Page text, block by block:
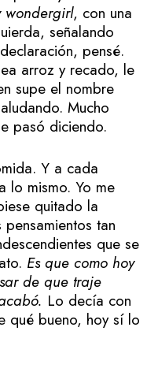
wondergirl, con una
señalando
pensé.
arroz y recado, le
supe el nombre
Mucho
pasó diciendo.
Y a cada
lo mismo. Yo me
quitado la
tan
que se
Es que como hoy
de que traje
Lo decía con
qué bueno, hoy sí lo